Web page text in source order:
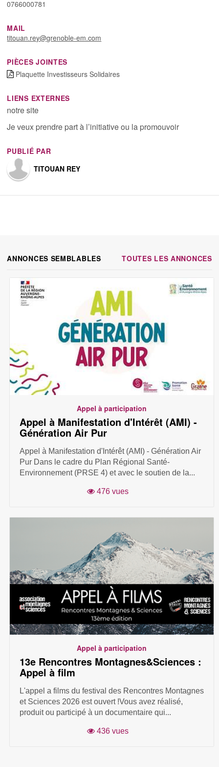
0766000781
MAIL
titouan.rey@grenoble-em.com
PIÈCES JOINTES
Plaquette Investisseurs Solidaires
LIENS EXTERNES
notre site
Je veux prendre part à l’initiative ou la promouvoir
PUBLIÉ PAR
TITOUAN REY
TOUTES LES ANNONCES
ANNONCES SEMBLABLES
Appel à participation
Appel à Manifestation d'Intérêt (AMI) -
Génération Air Pur
Appel à Manifestation d'Intérêt (AMI) - Génération Air
Pur Dans le cadre du Plan Régional Santé-
Environnement (PRSE 4) et avec le soutien de la...
476 vues
Appel à participation
13e Rencontres Montagnes&Sciences :
Appel à film
L'appel a films du festival des Rencontres Montagnes
et Sciences 2026 est ouvert !Vous avez réalisé,
produit ou participé à un documentaire qui...
436 vues